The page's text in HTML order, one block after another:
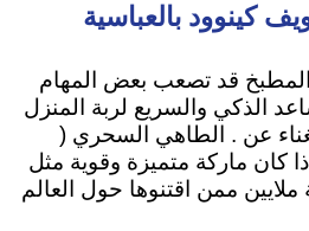
كينوود بالعباسية
قد تصعب بعض المهام
الذكي والسريع لربة المنزل
عن . الطاهي السحري (
كان ماركة متميزة وقوية مثل
ممن اقتنوها حول العالم